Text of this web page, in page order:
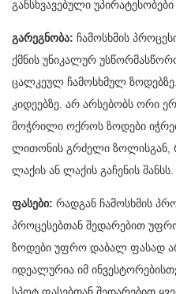
განსხვავებული
გარეგნობა: ჩამოსხმის
ქმნის უნიკალურ
ცალკეულ ჩამოსხმულ ზოდებზე.
კიდეებზე. არ არსებობს ორი
მოჭრილი ოქროს ზოდები
ლითონის გრძელი ზოლისგან,
ლაქის ან ლაქის გაჩენის შანსს.
ფასები: რადგან ჩამოსხმის
პროცესებთან შედარებით
ზოდები უფრო დაბალ ფასად
იდეალურია იმ